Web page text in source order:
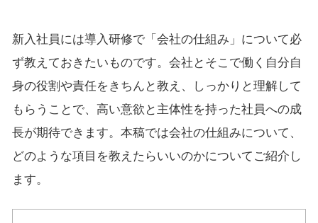
新入社員には導入研修で「会社の仕組み」について必
ず教えておきたいものです。会社とそこで働く自分自
身の役割や責任をきちんと教え、しっかりと理解して
もらうことで、高い意欲と主体性を持った社員への成
長が期待できます。本稿では会社の仕組みについて、
どのような項目を教えたらいいのかについてご紹介し
ます。